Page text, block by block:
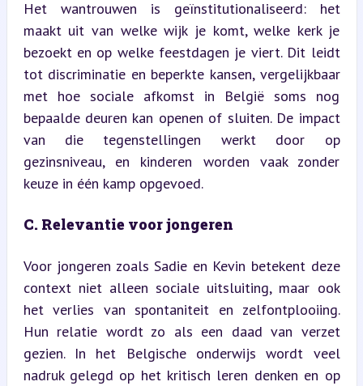
Het wantrouwen is geïnstitutionaliseerd: het
maakt uit van welke wijk je komt, welke kerk je
bezoekt en op welke feestdagen je viert. Dit leidt
tot discriminatie en beperkte kansen, vergelijkbaar
met hoe sociale afkomst in België soms nog
bepaalde deuren kan openen of sluiten. De impact
van die tegenstellingen werkt door op
gezinsniveau, en kinderen worden vaak zonder
keuze in één kamp opgevoed.
C. Relevantie voor jongeren
Voor jongeren zoals Sadie en Kevin betekent deze
context niet alleen sociale uitsluiting, maar ook
het verlies van spontaniteit en zelfontplooiing.
Hun relatie wordt zo als een daad van verzet
gezien. In het Belgische onderwijs wordt veel
nadruk gelegd op het kritisch leren denken en op